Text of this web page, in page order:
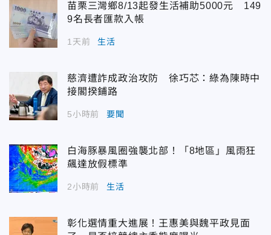
苗栗三灣鄉8/13起發生活補助5000元 149
9名長者匯款入帳
1天前 生活
慈濟遭詐成政治攻防 徐巧芯：綠為陳時中
接閣揆鋪路
5小時前 要聞
白海豚暴風圈強襲北部！「8地區」風雨狂
飆達放假標準
2小時前 生活
彰化選情重大進展！王惠美與魏平政見面